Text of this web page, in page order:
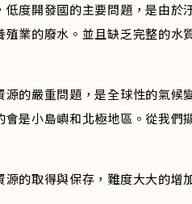
低度開發國的主要問題，是由
業的廢水。並且缺乏完整的水
源的嚴重問題，是全球性的氣
會是小島嶼和北極地區。從我們
源的取得與保存，難度大大的增